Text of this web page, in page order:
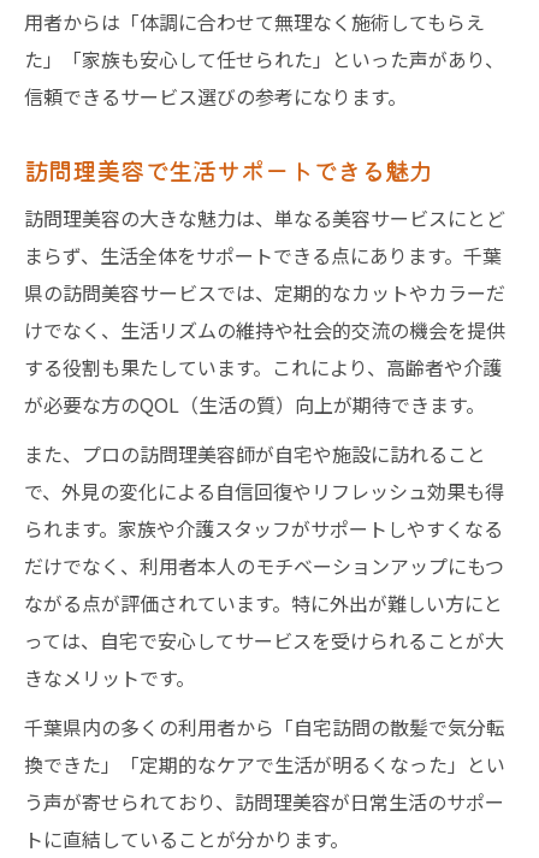
用者からは「体調に合わせて無理なく施術してもらえ
た」「家族も安心して任せられた」といった声があり、
信頼できるサービス選びの参考になります。
訪問理美容で生活サポートできる魅力
訪問理美容の大きな魅力は、単なる美容サービスにとど
まらず、生活全体をサポートできる点にあります。千葉
県の訪問美容サービスでは、定期的なカットやカラーだ
けでなく、生活リズムの維持や社会的交流の機会を提供
する役割も果たしています。これにより、高齢者や介護
が必要な方のQOL（生活の質）向上が期待できます。
また、プロの訪問理美容師が自宅や施設に訪れること
で、外見の変化による自信回復やリフレッシュ効果も得
られます。家族や介護スタッフがサポートしやすくなる
だけでなく、利用者本人のモチベーションアップにもつ
ながる点が評価されています。特に外出が難しい方にと
っては、自宅で安心してサービスを受けられることが大
きなメリットです。
千葉県内の多くの利用者から「自宅訪問の散髪で気分転
換できた」「定期的なケアで生活が明るくなった」とい
う声が寄せられており、訪問理美容が日常生活のサポー
トに直結していることが分かります。